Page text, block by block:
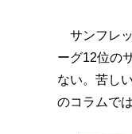
サンフレッ
ーグ12位の
ない。苦し
のコラムで